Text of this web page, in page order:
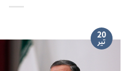
20
تیر